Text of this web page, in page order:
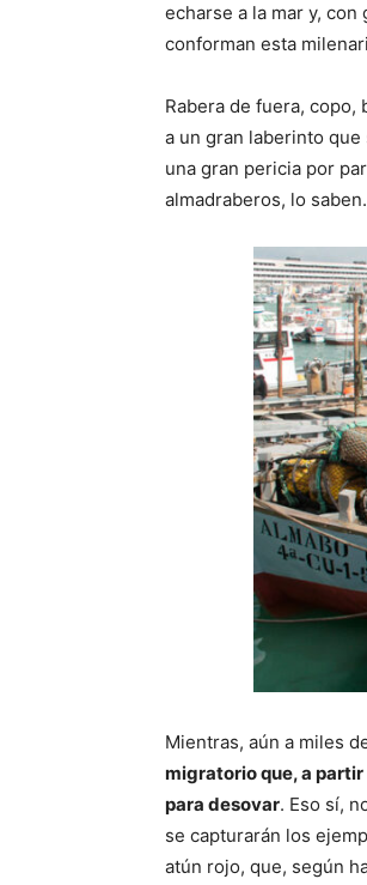
echarse a la mar y,
conforman esta
Rabera de fuera, copo,
a un gran laberinto
una gran pericia por
almadraberos, lo saben.
Mientras, aún a miles
migratorio que, a
para desovar. Eso sí,
se capturarán los
atún rojo, que, según